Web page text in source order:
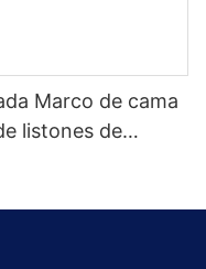
Marco de cama
listones de